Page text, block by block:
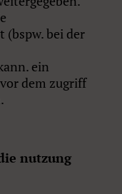
bei der
ein
dem zugriff
nutzung